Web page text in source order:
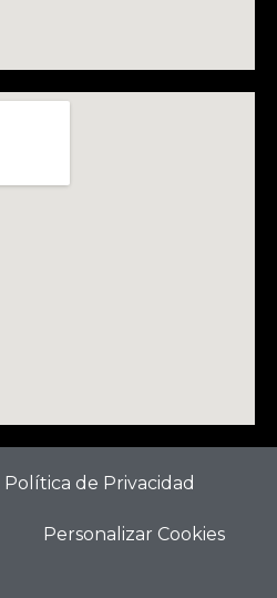
Política de Privacidad
Personalizar Cookies